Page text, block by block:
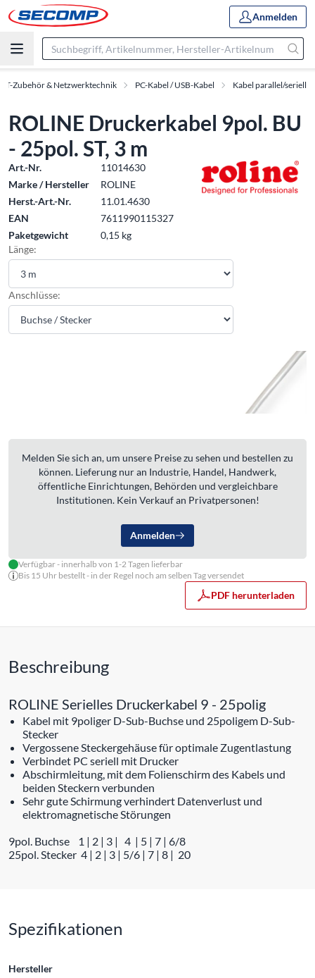
Anmelden
IT-Zubehör & Netzwerktechnik PC-Kabel / USB-Kabel Kabel parallel/seriell
ROLINE Druckerkabel 9pol. BU
- 25pol. ST, 3 m
Art.-Nr.
11014630
Marke / Hersteller
ROLINE
Herst.-Art.-Nr.
11.01.4630
EAN
7611990115327
Paketgewicht
0,15 kg
Länge:
Anschlüsse:
Melden Sie sich an, um unsere Preise zu sehen und bestellen zu
können. Lieferung nur an Industrie, Handel, Handwerk,
öffentliche Einrichtungen, Behörden und vergleichbare
Institutionen. Kein Verkauf an Privatpersonen!
Anmelden
Verfügbar - innerhalb von 1-2 Tagen lieferbar
Bis 15 Uhr bestellt - in der Regel noch am selben Tag versendet
PDF herunterladen
Beschreibung
ROLINE Serielles Druckerkabel 9 - 25polig
Kabel mit 9poliger D-Sub-Buchse und 25poligem D-Sub-
Stecker
Vergossene Steckergehäuse für optimale Zugentlastung
Verbindet PC seriell mit Drucker
Abschirmleitung, mit dem Folienschirm des Kabels und
beiden Steckern verbunden
Sehr gute Schirmung verhindert Datenverlust und
elektromagnetische Störungen
9pol. Buchse 1 | 2 | 3 | 4 | 5 | 7 | 6/8
25pol. Stecker 4 | 2 | 3 | 5/6 | 7 | 8 | 20
Spezifikationen
Hersteller